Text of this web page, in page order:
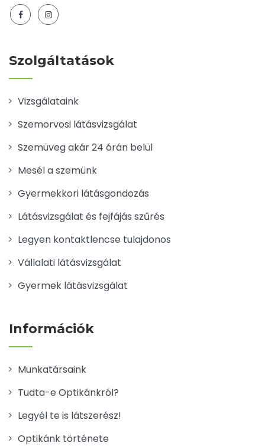
Szolgáltatások
Vizsgálataink
Szemorvosi látásvizsgálat
Szemüveg akár 24 órán belül
Mesél a szemünk
Gyermekkori látásgondozás
Látásvizsgálat és fejfájás szűrés
Legyen kontaktlencse tulajdonos
Vállalati látásvizsgálat
Gyermek látásvizsgálat
Információk
Munkatársaink
Tudta-e Optikánkról?
Legyél te is látszerész!
Optikánk története